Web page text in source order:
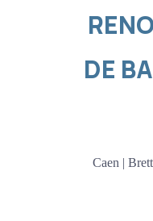
DE
Caen |